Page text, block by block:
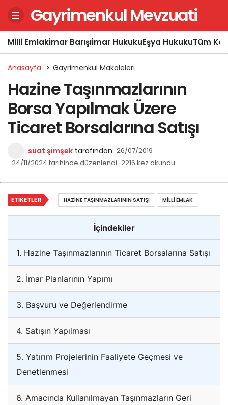
Gayrimenkul Mevzuati
Milli Emlakİmar Barışıİmar HukukuEşya HukukuTüm
Anasayfa Gayrimenkul Makaleleri
Hazine Taşınmazlarının
Borsa Yapılmak Üzere
Ticaret Borsalarına Satışı
suat şimşek tarafından 26/07/2019
24/11/2024 tarihinde düzenlendi 2216 kez okundu
İçindekiler
1. Hazine Taşınmazlarının Ticaret Borsalarına Satışı
2. İmar Planlarının Yapımı
3. Başvuru ve Değerlendirme
4. Satışın Yapılması
5. Yatırım Projelerinin Faaliyete Geçmesi ve
Denetlenmesi
6. Amacında Kullanılmayan Taşınmazların Geri
ETIKETLER HAZINE TAŞINMAZLARININ SATIŞI MILLI EMLAK